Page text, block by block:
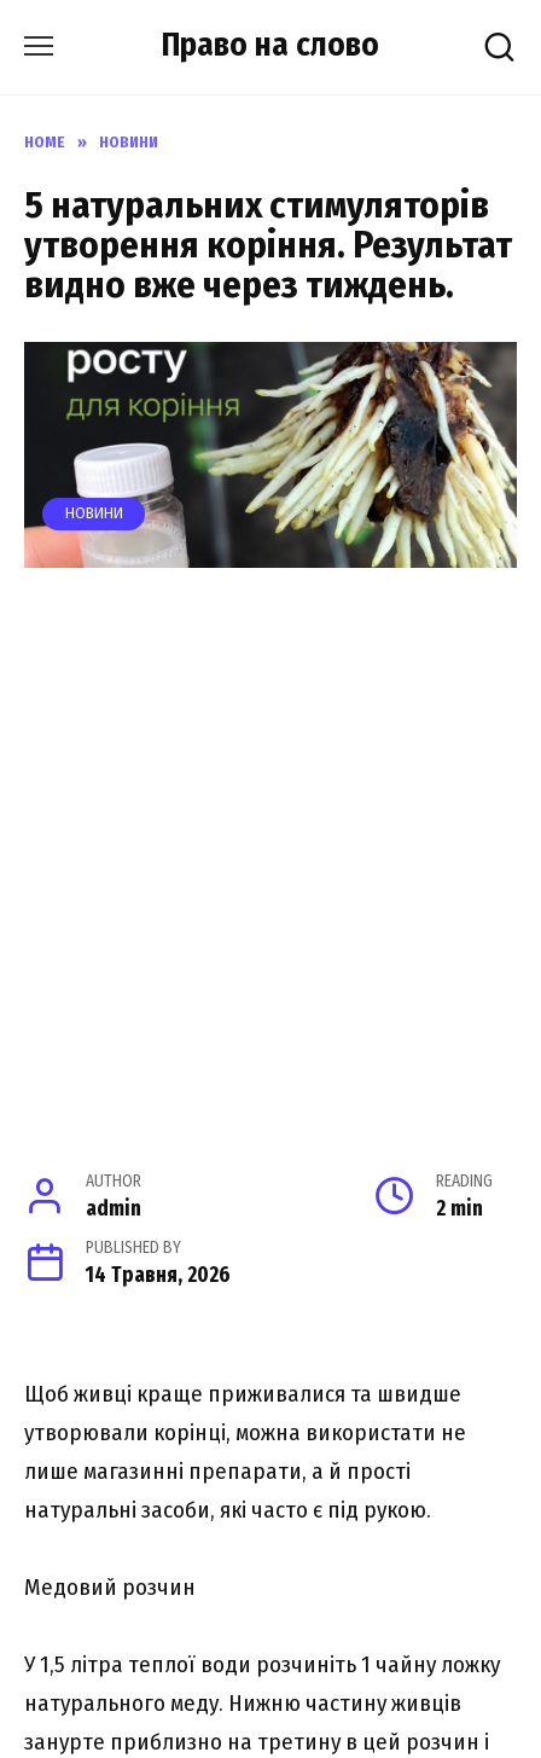
Право на слово
HOME » НОВИНИ
5 натуральних стимуляторів
утворення коріння. Результат
видно вже через тиждень.
НОВИНИ
AUTHOR
admin
READING
2 min
PUBLISHED BY
14 Травня, 2026
Щоб живці краще приживалися та швидше
утворювали корінці, можна використати не
лише магазинні препарати, а й прості
натуральні засоби, які часто є під рукою.
Медовий розчин
У 1,5 літра теплої води розчиніть 1 чайну ложку
натурального меду. Нижню частину живців
занурте приблизно на третину в цей розчин і